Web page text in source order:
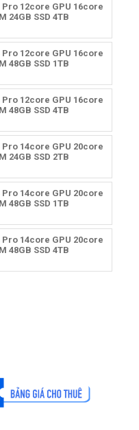
Pro 12core GPU 16core
24GB SSD 4TB
Pro 12core GPU 16core
48GB SSD 1TB
Pro 12core GPU 16core
48GB SSD 4TB
Pro 14core GPU 20core
24GB SSD 2TB
Pro 14core GPU 20core
48GB SSD 1TB
Pro 14core GPU 20core
48GB SSD 4TB